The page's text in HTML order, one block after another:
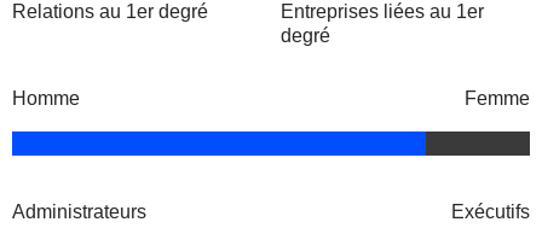
Relations au 1er degré
Entreprises liées au 1er
degré
Homme Femme
Administrateurs Exécutifs